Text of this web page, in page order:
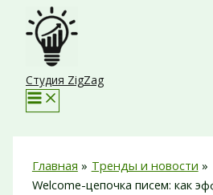
Перейти
содержимому
Студия ZigZag
Главная
Тренды и новости
Welcome-цепочка писем: как